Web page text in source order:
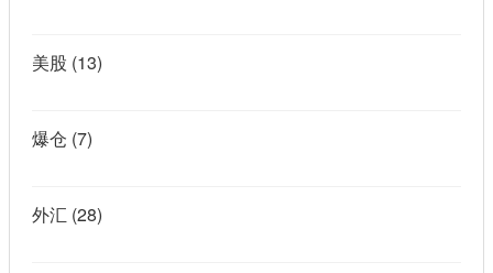
美股 (13)
爆仓 (7)
外汇 (28)